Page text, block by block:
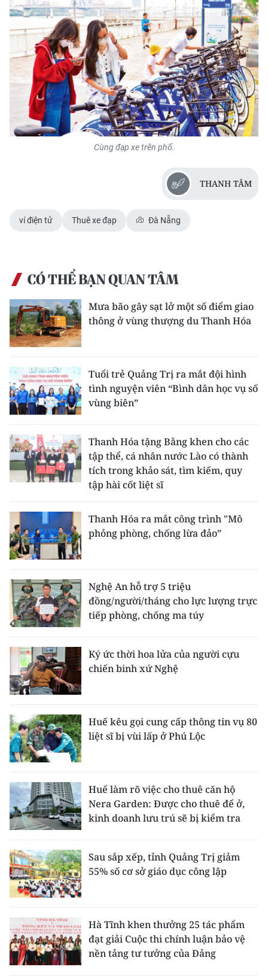
E-Magazine
Video
Media Chính trị
Media Kinh tế
Media Văn hóa
Media Thế giới
Media Giáo dục
Media Y tế
Media Khoa học - Công nghệ
Ảnh
Infographic
TIN MỚI
TIN ĐỊA PHƯƠNG
Đồng bằng sông Hồng
Bắc Trung Bộ
Duyên hải Nam Trung Bộ và Tây
Nguyên
Đông Nam Bộ
Đồng bằng sông Cửu Long
Chuyên trang Hà Nội
CHUYÊN ĐỀ
CÁC CHUYÊN TRANG
VỀ BÁO NHÂN DÂN
THỜI NAY
NHÂN DÂN CUỐI TUẦN
NHÂN DÂN HẰNG THÁNG
MUA BÁO
ĐỌC BÁO IN
Cùng đạp xe trên phố.
THANH TÂM
ví điện tử Thuê xe đạp Đà Nẵng
CÓ THỂ BẠN QUAN TÂM
Mưa bão gây sạt lở một số điểm giao
thông ở vùng thượng du Thanh Hóa
Tuổi trẻ Quảng Trị ra mắt đội hình
tình nguyện viên “Bình dân học vụ số
vùng biên”
Thanh Hóa tặng Bằng khen cho các
tập thể, cá nhân nước Lào có thành
tích trong khảo sát, tìm kiếm, quy
tập hài cốt liệt sĩ
Thanh Hóa ra mắt công trình "Mô
phỏng phòng, chống lừa đảo”
Nghệ An hỗ trợ 5 triệu
đồng/người/tháng cho lực lượng trực
tiếp phòng, chống ma túy
Ký ức thời hoa lửa của người cựu
chiến binh xứ Nghệ
Huế kêu gọi cung cấp thông tin vụ 80
liệt sĩ bị vùi lấp ở Phú Lộc
Huế làm rõ việc cho thuê căn hộ
Nera Garden: Được cho thuê để ở,
kinh doanh lưu trú sẽ bị kiểm tra
Sau sắp xếp, tỉnh Quảng Trị giảm
55% số cơ sở giáo dục công lập
Hà Tĩnh khen thưởng 25 tác phẩm
đạt giải Cuộc thi chính luận bảo vệ
nền tảng tư tưởng của Đảng